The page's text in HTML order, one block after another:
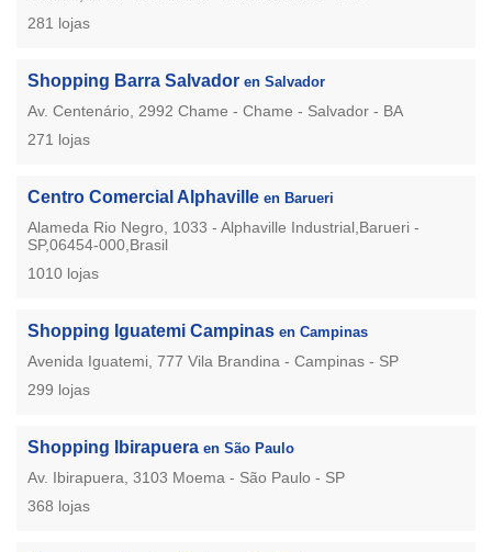
281 lojas
Shopping Barra Salvador en Salvador
Av. Centenário, 2992 Chame - Chame - Salvador - BA
271 lojas
Centro Comercial Alphaville en Barueri
Alameda Rio Negro, 1033 - Alphaville Industrial,Barueri -
SP,06454-000,Brasil
1010 lojas
Shopping Iguatemi Campinas en Campinas
Avenida Iguatemi, 777 Vila Brandina - Campinas - SP
299 lojas
Shopping Ibirapuera en São Paulo
Av. Ibirapuera, 3103 Moema - São Paulo - SP
368 lojas